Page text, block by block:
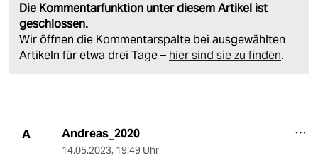
Die Kommentarfunktion unter diesem Artikel ist
geschlossen.
Wir öffnen die Kommentarspalte bei ausgewählten
Artikeln für etwa drei Tage – hier sind sie zu finden.
A Andreas_2020
14.05.2023, 19:49 Uhr